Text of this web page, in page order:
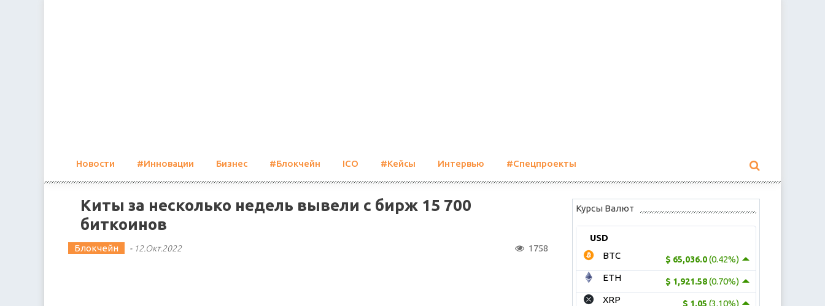
Новости #Инновации Бизнес #Блокчейн ICO #Кейсы Интервью #Спецпроекты
Киты за несколько недель вывели с бирж 15 700
биткоинов
Блокчейн - 12.Окт.2022 1758
Курсы Валют
USD
$ 65,036.0(0.42%)
BTC
$ 1,921.58(0.70%)
ETH
$ 1.05 (3.10%)
XRP